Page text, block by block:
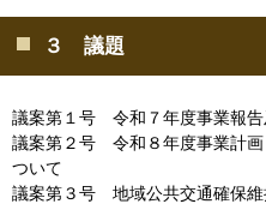
３ 議題
議案第１号 令和７年度事業報告
議案第２号 令和８年度事業計画
ついて
議案第３号 地域公共交通確保維